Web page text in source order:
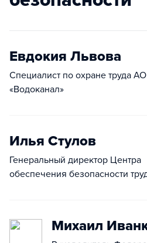
Евдокия Львова
Специалист по охране труда АО
«Водоканал»
Илья Стулов
Генеральный директор Центра
обеспечения безопасности
Михаил